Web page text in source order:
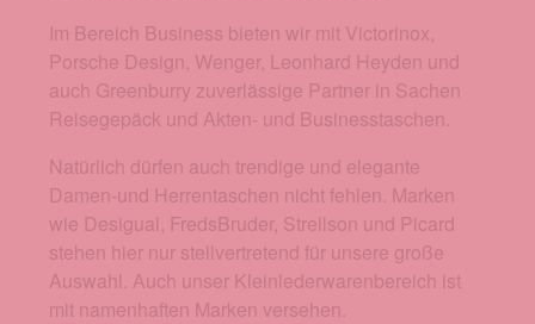
Im Bereich Business bieten wir mit Victorinox,
Porsche Design, Wenger, Leonhard Heyden und
auch Greenburry zuverlässige Partner in Sachen
Reisegepäck und Akten- und Businesstaschen.
Natürlich dürfen auch trendige und elegante
Damen-und Herrentaschen nicht fehlen. Marken
wie Desigual, FredsBruder, Strellson und Picard
stehen hier nur stellvertretend für unsere große
Auswahl. Auch unser Kleinlederwarenbereich ist
mit namenhaften Marken versehen.